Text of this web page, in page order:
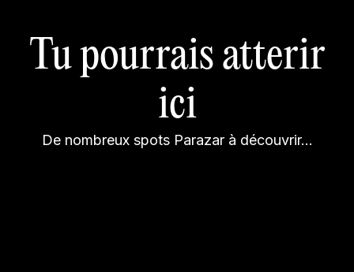
Tu pourrais atterir
ici
De nombreux spots Parazar à découvrir...